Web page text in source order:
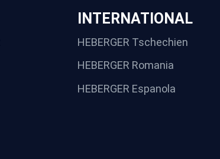
INTERNATIONAL
HEBERGER Tschechien
HEBERGER Romania
HEBERGER Espanola